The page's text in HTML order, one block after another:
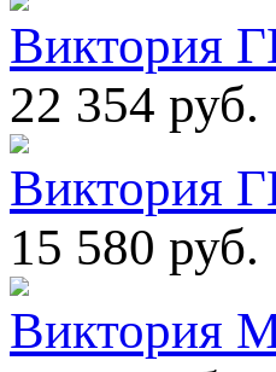
Виктория
22 354 руб.
Виктория
15 580 руб.
Виктория